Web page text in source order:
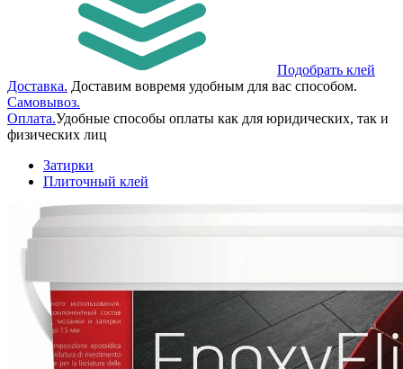
Подобрать клей
Доставка. Доставим вовремя удобным для вас способом.
Самовывоз.
Оплата.Удобные способы оплаты как для юридических, так и
физических лиц
Затирки
Плиточный клей